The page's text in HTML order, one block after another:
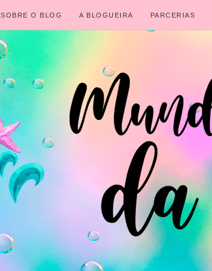
SOBRE O BLOG A BLOGUEIRA PARCERIAS